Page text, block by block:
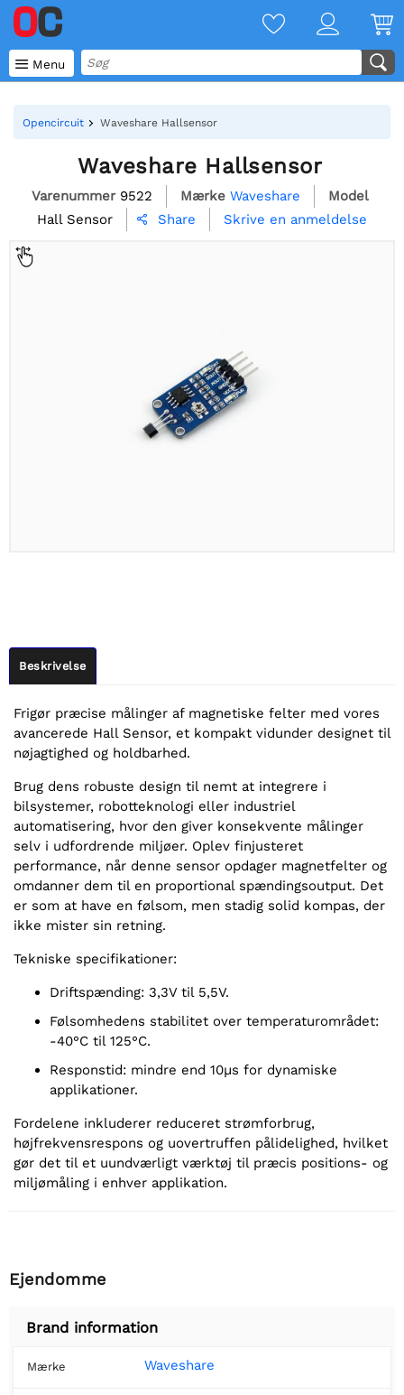
 Menu
Opencircuit Waveshare Hallsensor
Waveshare Hallsensor
Varenummer 9522 Mærke Waveshare
Model
Hall Sensor
 Share Skrive en anmeldelse
Beskrivelse
Frigør præcise målinger af magnetiske felter med vores
avancerede Hall Sensor, et kompakt vidunder designet til
nøjagtighed og holdbarhed.
Brug dens robuste design til nemt at integrere i
bilsystemer, robotteknologi eller industriel
automatisering, hvor den giver konsekvente målinger
selv i udfordrende miljøer. Oplev finjusteret
performance, når denne sensor opdager magnetfelter og
omdanner dem til en proportional spændingsoutput. Det
er som at have en følsom, men stadig solid kompas, der
ikke mister sin retning.
Tekniske specifikationer:
Driftspænding: 3,3V til 5,5V.
Følsomhedens stabilitet over temperaturområdet:
-40°C til 125°C.
Responstid: mindre end 10µs for dynamiske
applikationer.
Fordelene inkluderer reduceret strømforbrug,
højfrekvensrespons og uovertruffen pålidelighed, hvilket
gør det til et uundværligt værktøj til præcis positions- og
miljømåling i enhver applikation.
Ejendomme
Brand information
Mærke Waveshare